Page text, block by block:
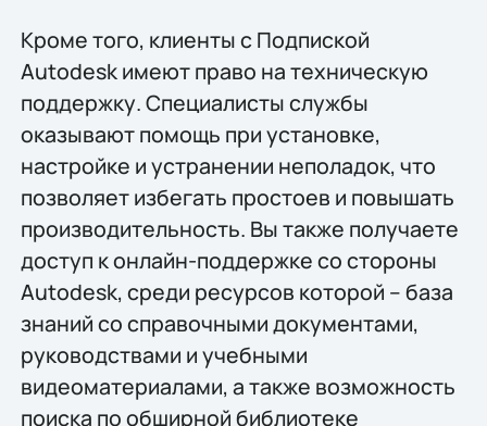
Кроме того, клиенты с Подпиской
Autodesk имеют право на техническую
поддержку. Специалисты службы
оказывают помощь при установке,
настройке и устранении неполадок, что
позволяет избегать простоев и повышать
производительность. Вы также получаете
доступ к онлайн-поддержке со стороны
Autodesk, среди ресурсов которой – база
знаний со справочными документами,
руководствами и учебными
видеоматериалами, а также возможность
поиска по обширной библиотеке